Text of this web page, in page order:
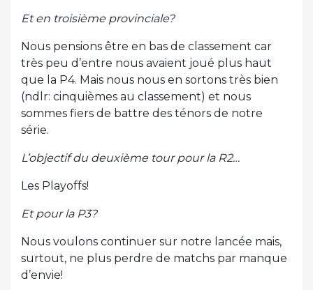
Et en troisième provinciale?
Nous pensions être en bas de classement car
très peu d’entre nous avaient joué plus haut
que la P4. Mais nous nous en sortons très bien
(ndlr: cinquièmes au classement) et nous
sommes fiers de battre des ténors de notre
série.
L’objectif du deuxième tour pour la R2…
Les Playoffs!
Et pour la P3?
Nous voulons continuer sur notre lancée mais,
surtout, ne plus perdre de matchs par manque
d’envie!